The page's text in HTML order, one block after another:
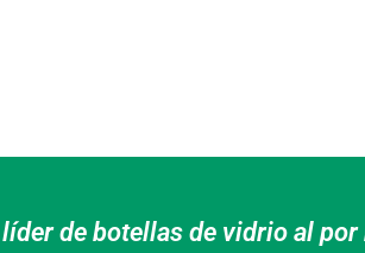
de botellas de vidrio al por